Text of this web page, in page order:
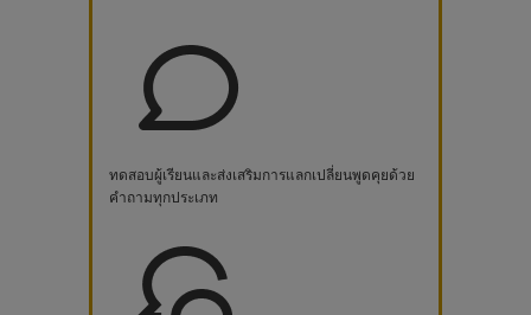
ทดสอบผู้เรียนและส่งเสริมการแลกเปลี่ยนพูดคุยด้วย
คำถามทุกประเภท